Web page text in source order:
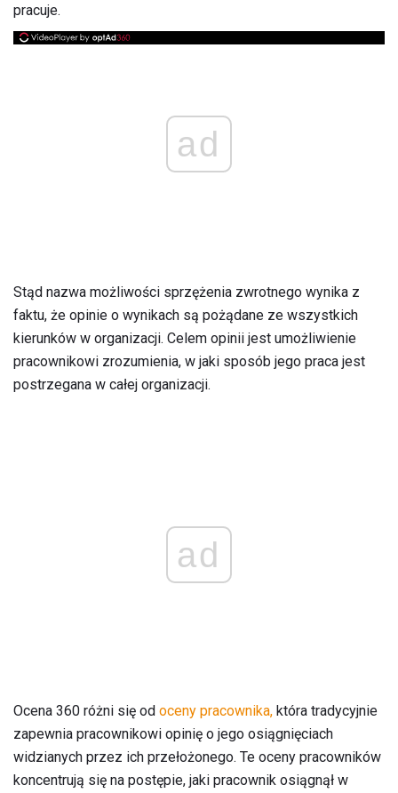
pracuje.
ad
Stąd nazwa możliwości sprzężenia zwrotnego wynika z
faktu, że opinie o wynikach są pożądane ze wszystkich
kierunków w organizacji. Celem opinii jest umożliwienie
pracownikowi zrozumienia, w jaki sposób jego praca jest
postrzegana w całej organizacji.
ad
Ocena 360 różni się od oceny pracownika, która tradycyjnie
zapewnia pracownikowi opinię o jego osiągnięciach
widzianych przez ich przełożonego. Te oceny pracowników
koncentrują się na postępie, jaki pracownik osiągnął w